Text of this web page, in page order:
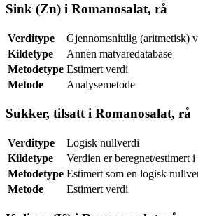
Sink (Zn) i Romanosalat, rå
Verditype
Gjennomsnittlig (aritmetisk)
Kildetype
Annen matvaredatabase
Metodetype Estimert verdi
Metode
Analysemetode
Sukker, tilsatt i Romanosalat, rå
Verditype
Logisk nullverdi
Kildetype
Verdien er beregnet/estimert
Metodetype Estimert som en logisk
Metode
Estimert verdi